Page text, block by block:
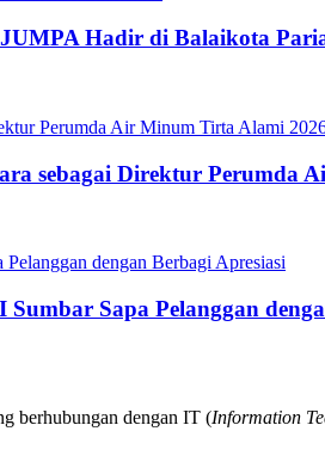
Hadir di Balaikota
sebagai Direktur Perumda
Sapa Pelanggan
berhubungan dengan IT (Information